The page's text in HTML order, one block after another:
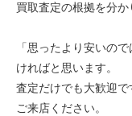
買取査定の根拠を分か
「思ったより安いの
ければと思います。
査定だけでも大歓迎
ご来店ください。